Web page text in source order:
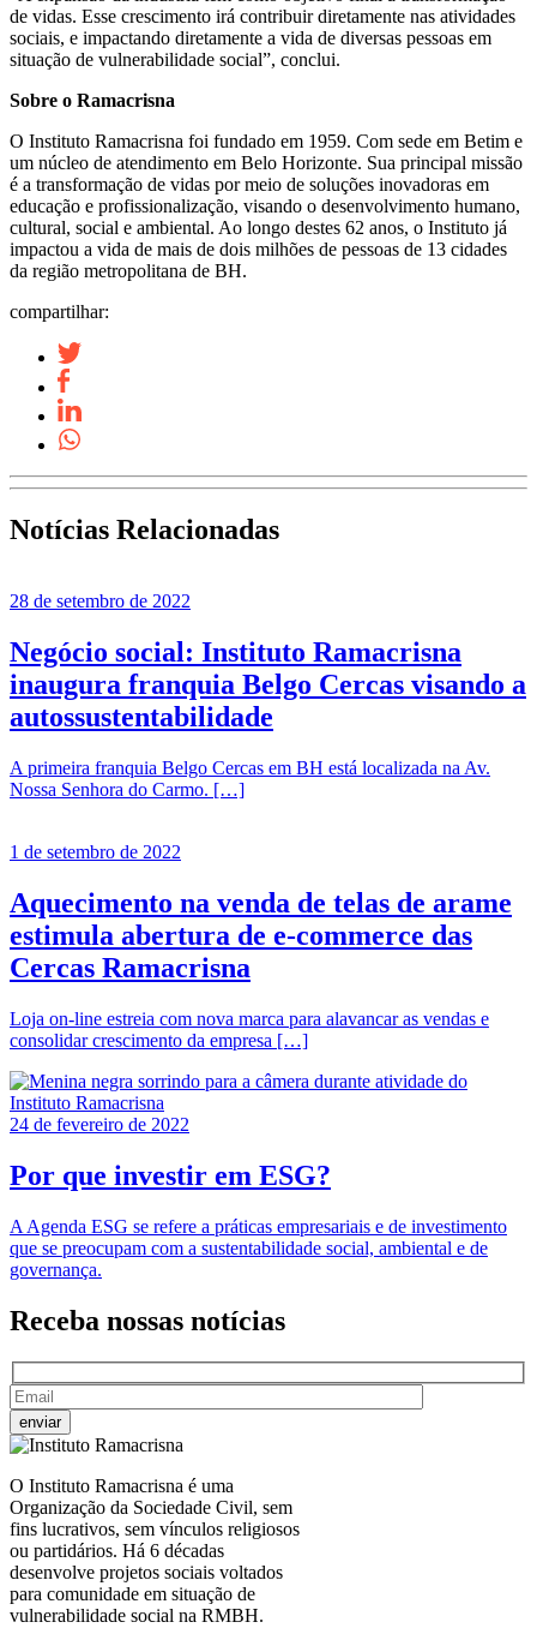
de vidas. Esse crescimento irá contribuir diretamente nas atividades
sociais, e impactando diretamente a vida de diversas pessoas em
situação de vulnerabilidade social”, conclui.
Sobre o Ramacrisna
O Instituto Ramacrisna foi fundado em 1959. Com sede em Betim e
um núcleo de atendimento em Belo Horizonte. Sua principal missão
é a transformação de vidas por meio de soluções inovadoras em
educação e profissionalização, visando o desenvolvimento humano,
cultural, social e ambiental. Ao longo destes 62 anos, o Instituto já
impactou a vida de mais de dois milhões de pessoas de 13 cidades
da região metropolitana de BH.
compartilhar:
Notícias Relacionadas
28 de setembro de 2022
Negócio social: Instituto Ramacrisna
inaugura franquia Belgo Cercas visando a
autossustentabilidade
A primeira franquia Belgo Cercas em BH está localizada na Av.
Nossa Senhora do Carmo. […]
1 de setembro de 2022
Aquecimento na venda de telas de arame
estimula abertura de e-commerce das
Cercas Ramacrisna
Loja on-line estreia com nova marca para alavancar as vendas e
consolidar crescimento da empresa […]
24 de fevereiro de 2022
Por que investir em ESG?
A Agenda ESG se refere a práticas empresariais e de investimento
que se preocupam com a sustentabilidade social, ambiental e de
governança.
Receba nossas notícias
O Instituto Ramacrisna é uma
Organização da Sociedade Civil, sem
fins lucrativos, sem vínculos religiosos
ou partidários. Há 6 décadas
desenvolve projetos sociais voltados
para comunidade em situação de
vulnerabilidade social na RMBH.